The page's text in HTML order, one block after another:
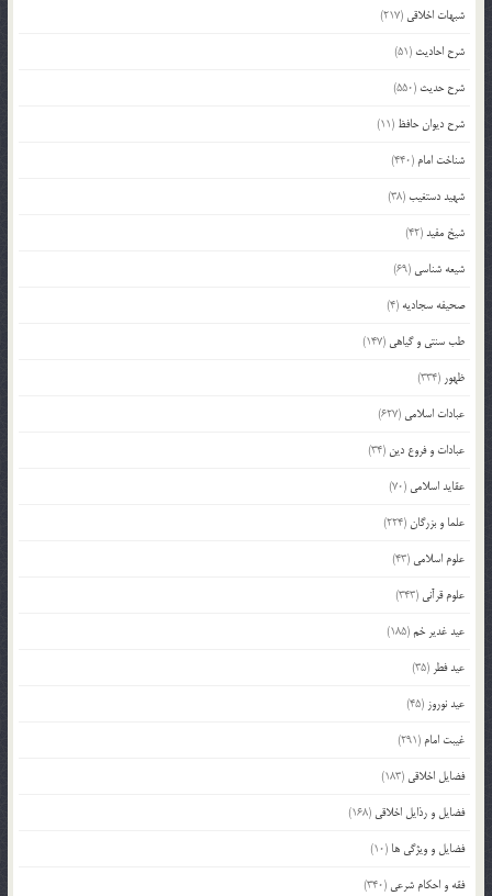
شبهات اخلاقی (217)
شرح احادیث (51)
شرح حدیث (550)
شرح دیوان حافظ (11)
شناخت امام (440)
شهید دستغیب(38)
شیخ مفید(42)
شیعه شناسی (69)
صحیفه سجادیه (4)
طب سنتی و گیاهی (147)
ظهور (334)
عبادات اسلامی (627)
عبادات و فروع دین (34)
عقاید اسلامی (70)
علما و بزرگان(224)
علوم اسلامی (43)
علوم قرآنی (343)
عید غدیر خم(185)
عید فطر (35)
عید نوروز (45)
غیبت امام (291)
فضایل اخلاقی (183)
فضایل و رذایل اخلاقی (168)
فضایل و ویژگی ها (10)
فقه و احکام شرعی (340)